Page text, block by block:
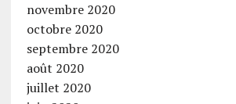
novembre 2020
octobre 2020
septembre 2020
août 2020
juillet 2020